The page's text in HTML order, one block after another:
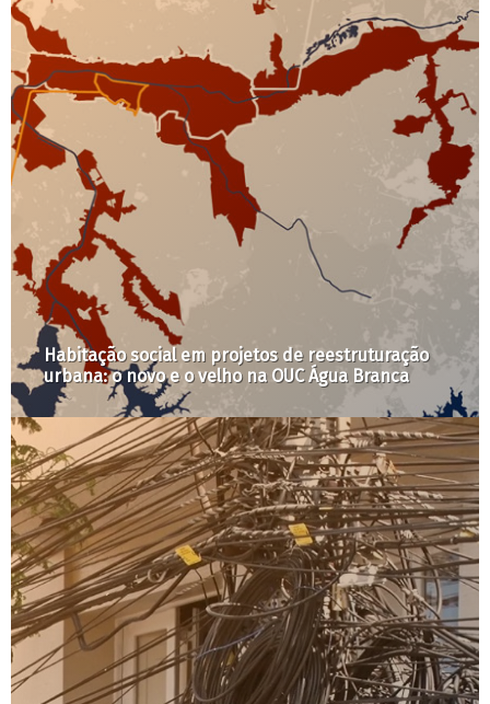
LabCidade seleciona bolsista de Iniciação
Científica em Comunicação Digital